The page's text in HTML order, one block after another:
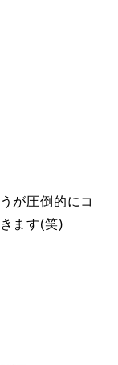
が圧倒的にコ
ます(笑)